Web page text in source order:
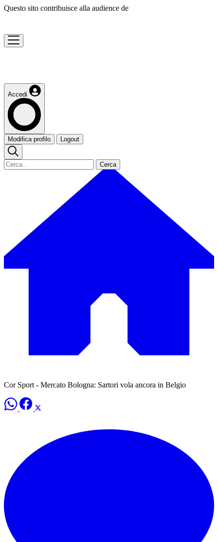
Questo sito contribuisce alla audience de
Accedi
Modifica profilo Logout
Cerca
Cor Sport - Mercato Bologna: Sartori vola ancora in Belgio